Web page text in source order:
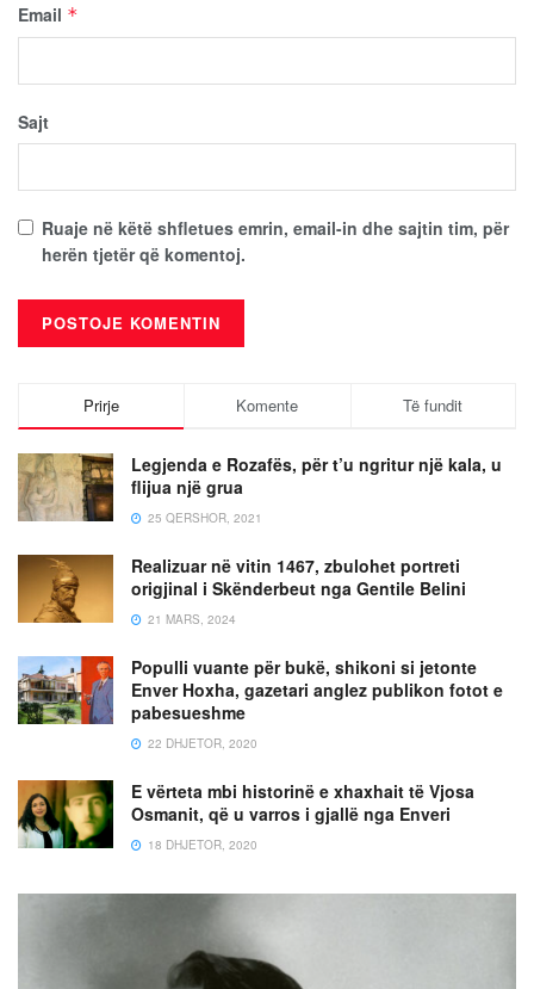
Email *
Sajt
Ruaje në këtë shfletues emrin, email-in dhe sajtin tim, për
herën tjetër që komentoj.
Prirje Komente Të fundit
Legjenda e Rozafës, për t’u ngritur një kala, u
flijua një grua
25 QERSHOR, 2021
Realizuar në vitin 1467, zbulohet portreti
origjinal i Skënderbeut nga Gentile Belini
21 MARS, 2024
Populli vuante për bukë, shikoni si jetonte
Enver Hoxha, gazetari anglez publikon fotot e
pabesueshme
22 DHJETOR, 2020
E vërteta mbi historinë e xhaxhait të Vjosa
Osmanit, që u varros i gjallë nga Enveri
18 DHJETOR, 2020